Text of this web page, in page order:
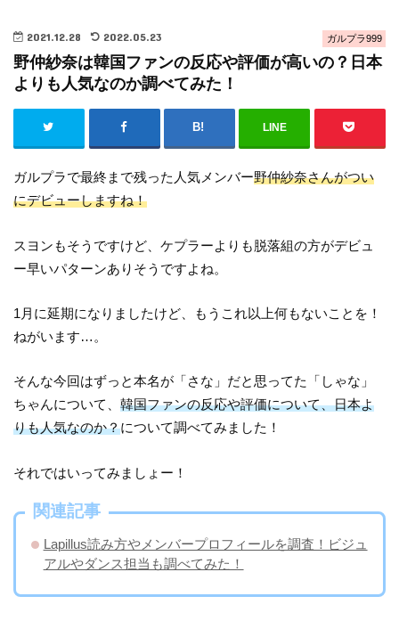
ガルプラ999
2021.12.28 2022.05.23
野仲紗奈は韓国ファンの反応や評価が高いの？日本
よりも人気なのか調べてみた！
LINE
ガルプラで最終まで残った人気メンバー野仲紗奈さんがつい
にデビューしますね！
スヨンもそうですけど、ケプラーよりも脱落組の方がデビュ
ー早いパターンありそうですよね。
1月に延期になりましたけど、もうこれ以上何もないことを！
ねがいます…。
そんな今回はずっと本名が「さな」だと思ってた「しゃな」
ちゃんについて、韓国ファンの反応や評価について、日本よ
りも人気なのか？について調べてみました！
それではいってみましょー！
関連記事
Lapillus読み方やメンバープロフィールを調査！ビジュ
アルやダンス担当も調べてみた！